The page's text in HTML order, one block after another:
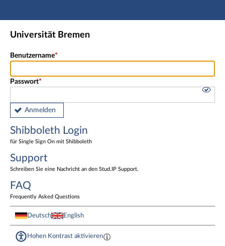
Hauptnavigation
Shibboleth Login
Universität Bremen
Benutzername
Passwort
Anmelden
Shibboleth Login
für Single Sign On mit Shibboleth
Support
Schreiben Sie eine Nachricht an den Stud.IP Support.
FAQ
Frequently Asked Questions
Deutsch English
Hohen Kontrast aktivieren